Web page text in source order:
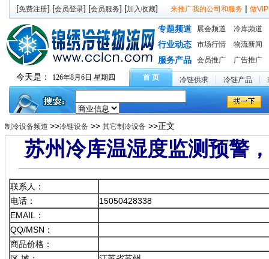
[免费注册] [会员登录] [会员服务] [加入收藏] 来推广我的公司和服务 | 做
专题频道 展会频道 冷库频道
行业动态 市场行情 物流新闻
服务产品 会员推广 广告推广
今天是： 126年8月6日 星期四 首 页 冷链供求 冷链产品
制冷设备频道 >>冷链设备>> 其它制冷设备>>正文
苏州冷库温湿度监测预警
联系人：
电话：
15050428338
EMAIL：
QQ/MSN：
商品价格：